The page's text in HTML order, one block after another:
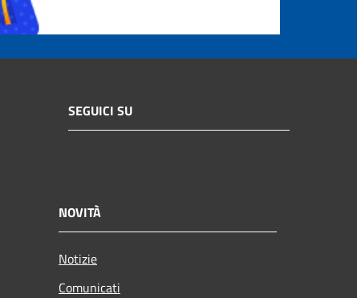
SEGUICI SU
NOVITÀ
Notizie
Comunicati